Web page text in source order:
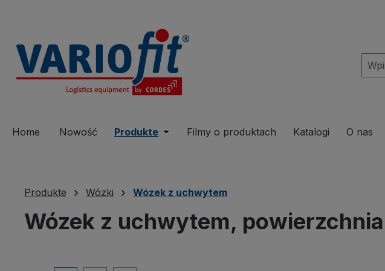
Home Nowość Produkte Open or close the dropdown menu from the
Filmy o produktach Katalogi O nas
Produkte Wózki Wózek z uchwytem
Wózek z uchwytem,